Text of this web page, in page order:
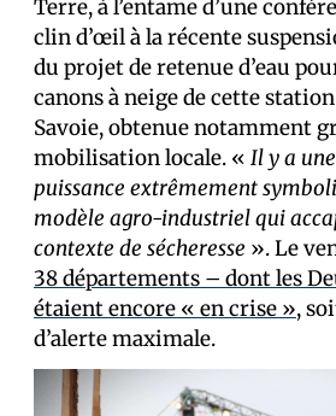
Terre, à l’entame d’une
clin d’œil à la récente
du projet de retenue d’eau
canons à neige de cette
Savoie, obtenue notamment
mobilisation locale. « Il y a
puissance extrêmement
modèle agro-industriel qui
contexte de sécheresse ». Le
38 départements – dont les
étaient encore « en crise »,
d’alerte maximale.